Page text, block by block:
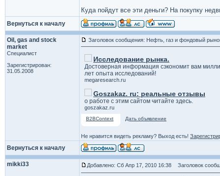
Куда пойдут все эти деньги? На покупку
Вернуться к началу
Oil, gas and stock
market
Специалист
Зарегистрирован:
31.05.2008
Заголовок сообщения: Нефть, газ и фондовый
Исследование рынка.
Достоверная информация сэкономит вам
лет опыта исследований!
megaresearch.ru
Goszakaz. ru: реальные отзывы
о работе с этим сайтом читайте здесь.
goszakaz.ru
B2BContext Дать объявление
Не нравится видеть рекламу? Выход есть!
Вернуться к началу
mikki33 Добавлено: Сб Апр 17, 2010 16:38 Заголовок